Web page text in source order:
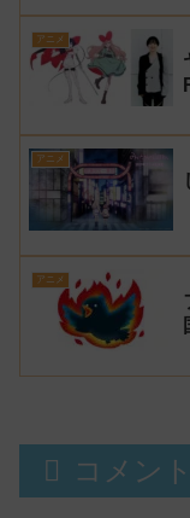
アニメ
アニメ
アニメ
コメント